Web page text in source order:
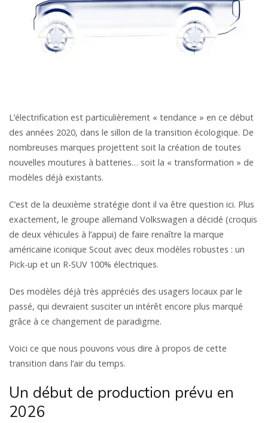
L’électrification est particulièrement « tendance » en ce début
des années 2020, dans le sillon de la transition écologique. De
nombreuses marques projettent soit la création de toutes
nouvelles moutures à batteries… soit la « transformation » de
modèles déjà existants.
C’est de la deuxième stratégie dont il va être question ici. Plus
exactement, le groupe allemand Volkswagen a décidé (croquis
de deux véhicules à l’appui) de faire renaître la marque
américaine iconique Scout avec deux modèles robustes : un
Pick-up et un R-SUV 100% électriques.
Des modèles déjà très appréciés des usagers locaux par le
passé, qui devraient susciter un intérêt encore plus marqué
grâce à ce changement de paradigme.
Voici ce que nous pouvons vous dire à propos de cette
transition dans l’air du temps.
Un début de production prévu en
2026